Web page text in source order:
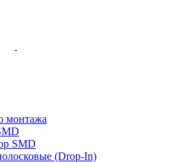
монтажа
SMD
(Drop-In)